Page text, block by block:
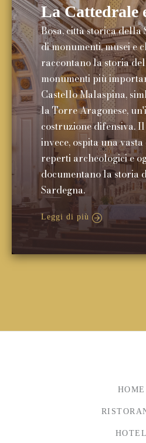
La Cattedrale
Bosa, città storica della
di monumenti, musei e
raccontano la storia
monumenti più
Castello Malaspina,
la Torre Aragonese,
costruzione difensiva.
invece, ospita una
reperti archeologici e
documentano la storia
Sardegna.
Leggi di più
HOME
HOTEL